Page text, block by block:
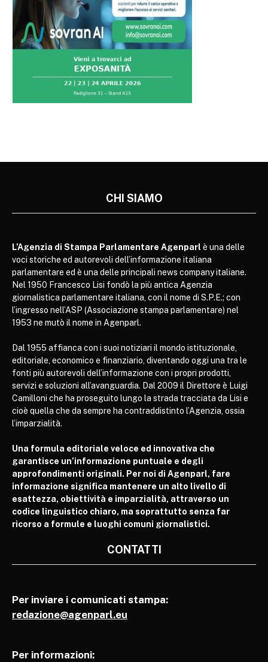
CHI SIAMO
L’Agenzia di Stampa Parlamentare Agenparl è una delle
voci storiche ed autorevoli dell’informazione italiana
parlamentare ed è una delle principali news company italiane.
Nel 1950 Francesco Lisi fondò la più antica Agenzia
giornalistica parlamentare italiana, con il nome di S.P.E.; con
l’ingresso nell’ASP (Associazione stampa parlamentare) nel
1953 ne mutò il nome in Agenparl.
Dal 1955 affianca con i suoi notiziari il mondo istituzionale,
editoriale, economico e finanziario, diventando oggi una tra le
fonti più autorevoli dell’informazione con i propri prodotti,
servizi e soluzioni all’avanguardia. Dal 2009 il Direttore è Luigi
Camilloni che ha proseguito lungo la strada tracciata da Lisi e
cioè quella che da sempre ha contraddistinto l’Agenzia, ossia
l’imparzialità.
Una formula editoriale veloce ed innovativa che
garantisce un’informazione puntuale e degli
approfondimenti originali. Per noi di Agenparl, fare
informazione significa mantenere un alto livello di
esattezza, obiettività e imparzialità, attraverso un
codice linguistico chiaro, ma soprattutto senza far
ricorso a formule e luoghi comuni giornalistici.
CONTATTI
Per inviare i comunicati stampa:
redazione@agenparl.eu
Per informazioni: